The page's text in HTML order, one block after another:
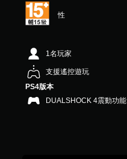
5
顆
，
共
7
則
評
分
性
1名玩家
支援遙控遊玩
PS4版本
DUALSHOCK 4震動功能